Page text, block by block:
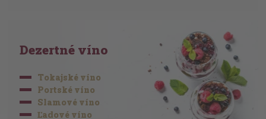
Dezertné víno
Tokajské víno
Portské víno
Slamové víno
Ľadové víno